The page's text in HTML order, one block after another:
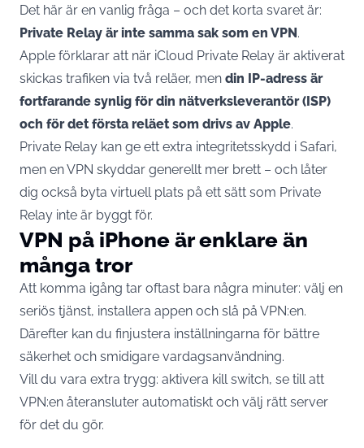
Det här är en vanlig fråga – och det korta svaret är:
Private Relay är inte samma sak som en VPN.
Apple förklarar att när iCloud Private Relay är aktiverat
skickas trafiken via två reläer, men din IP-adress är
fortfarande synlig för din nätverksleverantör (ISP)
och för det första reläet som drivs av Apple.
Private Relay kan ge ett extra integritetsskydd i Safari,
men en VPN skyddar generellt mer brett – och låter
dig också byta virtuell plats på ett sätt som Private
Relay inte är byggt för.
VPN på iPhone är enklare än
många tror
Att komma igång tar oftast bara några minuter: välj en
seriös tjänst, installera appen och slå på VPN:en.
Därefter kan du finjustera inställningarna för bättre
säkerhet och smidigare vardagsanvändning.
Vill du vara extra trygg: aktivera kill switch, se till att
VPN:en återansluter automatiskt och välj rätt server
för det du gör.